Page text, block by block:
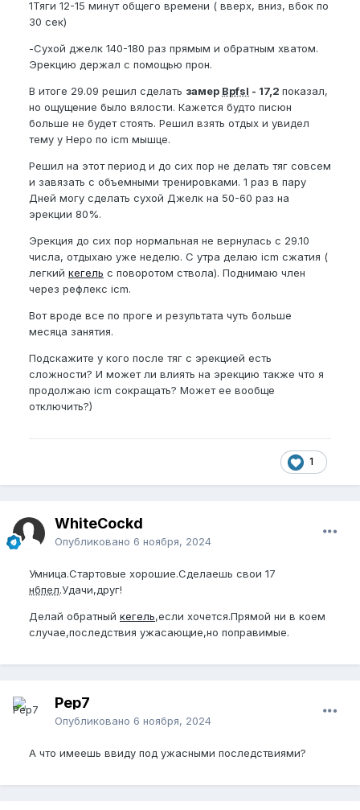
1Тяги 12-15 минут общего времени ( вверх, вниз, вбок по
30 сек)
-Сухой джелк 140-180 раз прямым и обратным хватом.
Эрекцию держал с помощью прон.
В итоге 29.09 решил сделать замер Bpfsl - 17,2 показал,
но ощущение было вялости. Кажется будто писюн
больше не будет стоять. Решил взять отдых и увидел
тему у Неро по icm мышце.
Решил на этот период и до сих пор не делать тяг совсем
и завязать с объемными тренировками. 1 раз в пару
Дней могу сделать сухой Джелк на 50-60 раз на
эрекции 80%.
Эрекция до сих пор нормальная не вернулась с 29.10
числа, отдыхаю уже неделю. С утра делаю icm сжатия (
легкий кегель с поворотом ствола). Поднимаю член
через рефлекс icm.
Вот вроде все по проге и результата чуть больше
месяца занятия.
Подскажите у кого после тяг с эрекцией есть
сложности? И может ли влиять на эрекцию также что я
продолжаю icm сокращать? Может ее вообще
отключить?)
1
WhiteCockd
Опубликовано 6 ноября, 2024
Умница.Стартовые хорошие.Сделаешь свои 17
нбпел.Удачи,друг!
Делай обратный кегель,если хочется.Прямой ни в коем
случае,последствия ужасающие,но поправимые.
Pep7
Опубликовано 6 ноября, 2024
А что имеешь ввиду под ужасными последствиями?